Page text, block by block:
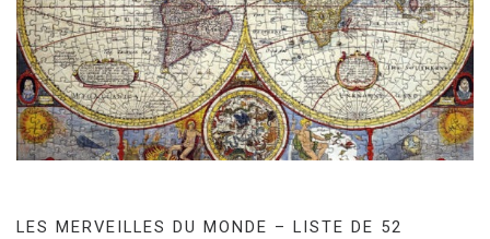
LES MERVEILLES DU MONDE – LISTE DE 52